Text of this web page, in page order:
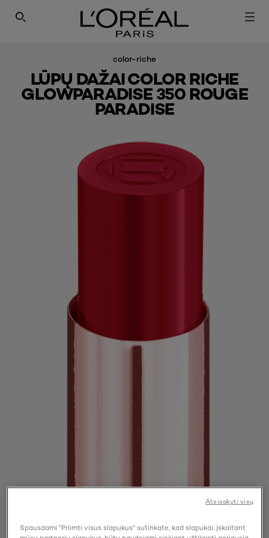
SEARCH THIS SITE
color-riche
LŪPŲ DAŽAI COLOR RICHE
GLOWPARADISE 350 ROUGE
PARADISE
Spausdami "Priimti visus slapukus" sutinkate, kad slapukai, įskaitant
Atsisakyti visų